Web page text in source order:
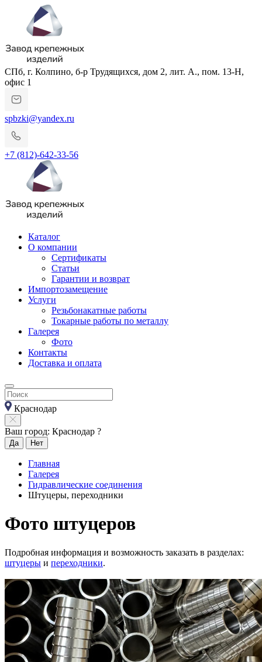
СПб, г. Колпино, б-р Трудящихся, дом 2, лит. А., пом. 13-Н,
офис 1
spbzki@yandex.ru
+7 (812)-642-33-56
Каталог
О компании
Сертификаты
Статьи
Гарантии и возврат
Импортозамещение
Услуги
Резьбонакатные работы
Токарные работы по металлу
Галерея
Фото
Контакты
Доставка и оплата
Краснодар
Ваш город: Краснодар ?
Да Нет
Главная
Галерея
Гидравлические соединения
Штуцеры, переходники
Фото штуцеров
Подробная информация и возможность заказать в разделах:
штуцеры и переходники.